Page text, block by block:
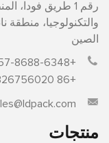
رقم 1 طريق فودا،
والتكنولوجيا، منطقة
الصين
+86-757-8688-6348
+86 13326756020
منتجات